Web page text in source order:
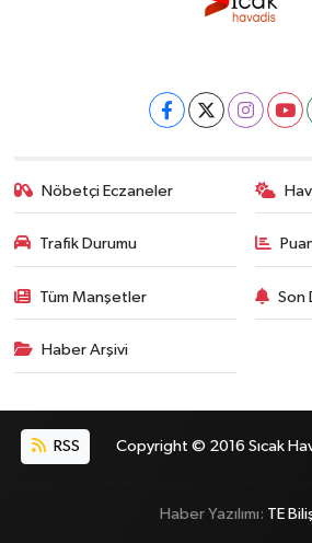
Nöbetçi Eczaneler
Trafik Durumu
Tüm Manşetler Son
Haber Arşivi
RSS Copyright © 2016 Sıcak
Haber Yazılımı: TE